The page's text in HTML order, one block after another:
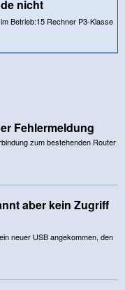
nicht
Betrieb:15 Rechner P3-Klasse
Fehlermeldung
zum bestehenden Router
aber kein Zugriff
neuer USB angekommen, den